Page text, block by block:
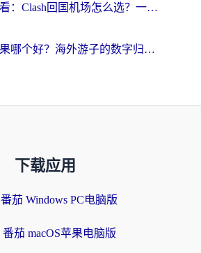
海外党必看：Clash回国机场怎么选？一篇搞定无缝访问国内资源的全攻略
穿梭和松果哪个好？海外游子的数字归乡路，到底该怎么选
下载应用
番茄 Windows PC电脑版
番茄 macOS苹果电脑版